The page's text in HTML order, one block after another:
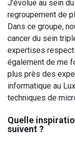
J’évolue au sein
regroupement de
Dans ce groupe,
cancer du sein
expertises
également de me
plus près des
informatique au
techniques de
Quelle
suivent ?